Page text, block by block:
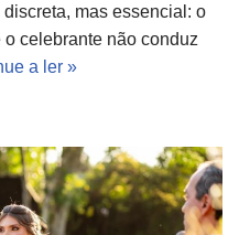
mas essencial: o
celebrante não conduz
a ler »